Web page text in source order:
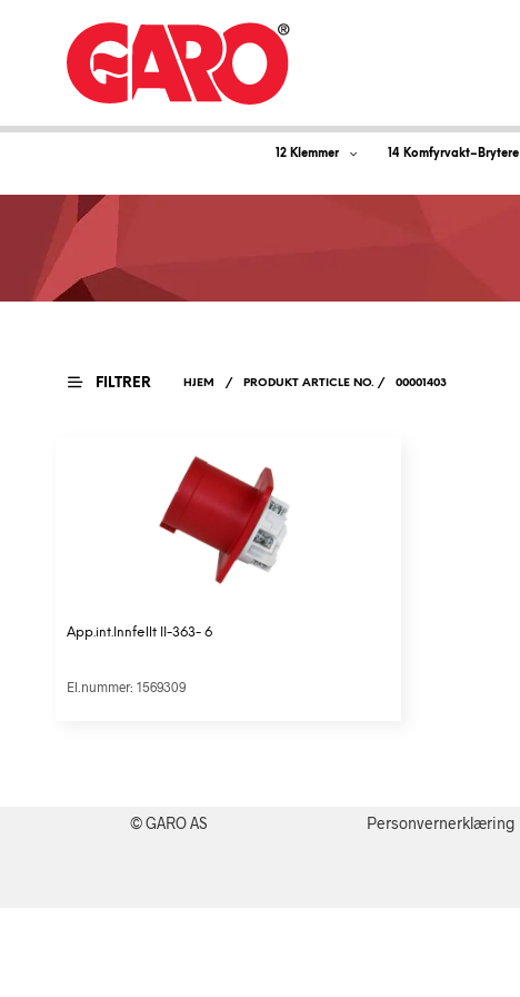
12 Klemmer 14 Komfyrvakt–Brytere
FILTRER HJEM / PRODUKT ARTICLE NO. / 00001403
App.int.Innfellt II-363- 6
El.nummer: 1569309
© GARO AS Personvernerklæring